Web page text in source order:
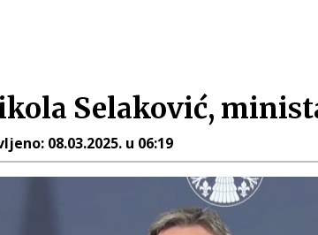
Selaković,
08.03.2025. u 06:19